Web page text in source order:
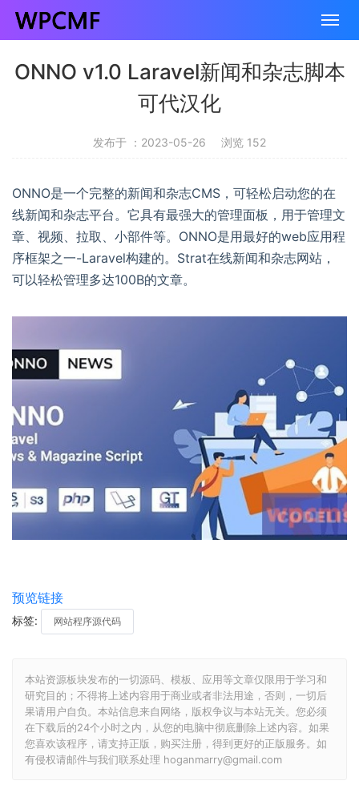
ONNO v1.0 Laravel新闻和杂志脚本
可代汉化
发布于 ：2023-05-26 浏览 152
ONNO是一个完整的新闻和杂志CMS，可轻松启动您的在
线新闻和杂志平台。它具有最强大的管理面板，用于管理文
章、视频、拉取、小部件等。ONNO是用最好的web应用程
序框架之一-Laravel构建的。Strat在线新闻和杂志网站，
可以轻松管理多达100B的文章。
预览链接
标签: 网站程序源代码
本站资源板块发布的一切源码、模板、应用等文章仅限用于学习和
研究目的；不得将上述内容用于商业或者非法用途，否则，一切后
果请用户自负。本站信息来自网络，版权争议与本站无关。您必须
在下载后的24个小时之内，从您的电脑中彻底删除上述内容。如果
您喜欢该程序，请支持正版，购买注册，得到更好的正版服务。如
有侵权请邮件与我们联系处理 hoganmarry@gmail.com